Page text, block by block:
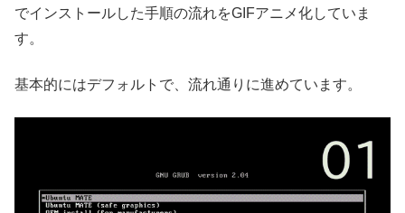
でインストールした手順の流れをGIFアニメ化していま
す。
基本的にはデフォルトで、流れ通りに進めています。